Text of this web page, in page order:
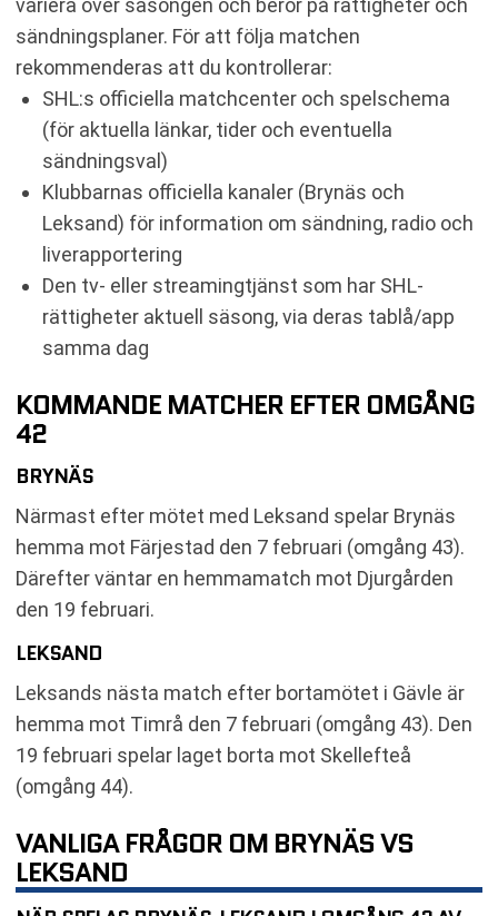
sändningsplaner. För att följa matchen
rekommenderas att du kontrollerar:
SHL:s officiella matchcenter och spelschema
(för aktuella länkar, tider och eventuella
sändningsval)
Klubbarnas officiella kanaler (Brynäs och
Leksand) för information om sändning, radio och
liverapportering
Den tv- eller streamingtjänst som har SHL-
rättigheter aktuell säsong, via deras tablå/app
samma dag
KOMMANDE MATCHER EFTER OMGÅNG
42
BRYNÄS
Närmast efter mötet med Leksand spelar Brynäs
hemma mot Färjestad den 7 februari (omgång 43).
Därefter väntar en hemmamatch mot Djurgården
den 19 februari.
LEKSAND
Leksands nästa match efter bortamötet i Gävle är
hemma mot Timrå den 7 februari (omgång 43). Den
19 februari spelar laget borta mot Skellefteå
(omgång 44).
VANLIGA FRÅGOR OM BRYNÄS VS
LEKSAND